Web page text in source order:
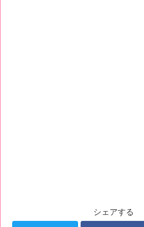
シェアする